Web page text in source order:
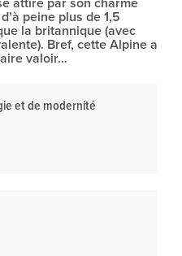
peine plus de 1,5
la britannique (avec
Bref, cette Alpine a
valoir…
et de modernité